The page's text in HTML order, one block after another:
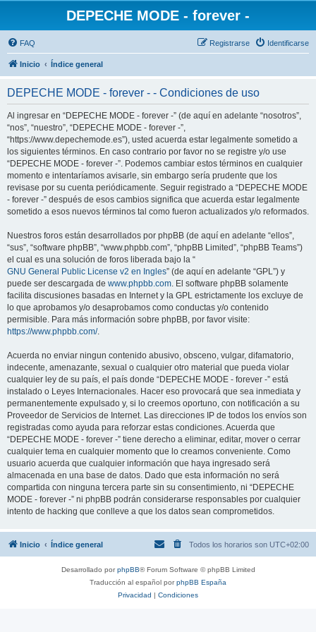
DEPECHE MODE - forever -
FAQ Identificarse
Registrarse
Inicio Índice general
DEPECHE MODE - forever - - Condiciones de uso
Al ingresar en “DEPECHE MODE - forever -” (de aquí en adelante “nosotros”,
“nos”, “nuestro”, “DEPECHE MODE - forever -”,
“https://www.depechemode.es”), usted acuerda estar legalmente sometido a
los siguientes términos. En caso contrario por favor no se registre y/o use
“DEPECHE MODE - forever -”. Podemos cambiar estos términos en cualquier
momento e intentaríamos avisarle, sin embargo sería prudente que los
revisase por su cuenta periódicamente. Seguir registrado a “DEPECHE MODE
- forever -” después de esos cambios significa que acuerda estar legalmente
sometido a esos nuevos términos tal como fueron actualizados y/o reformados.
Nuestros foros están desarrollados por phpBB (de aquí en adelante “ellos”,
“sus”, “software phpBB”, “www.phpbb.com”, “phpBB Limited”, “phpBB Teams”)
el cual es una solución de foros liberada bajo la “
GNU General Public License v2 en Ingles” (de aquí en adelante “GPL”) y
puede ser descargada de www.phpbb.com. El software phpBB solamente
facilita discusiones basadas en Internet y la GPL estrictamente los excluye de
lo que aprobamos y/o desaprobamos como conductas y/o contenido
permisible. Para más información sobre phpBB, por favor visite:
https://www.phpbb.com/.
Acuerda no enviar ningun contenido abusivo, obsceno, vulgar, difamatorio,
indecente, amenazante, sexual o cualquier otro material que pueda violar
cualquier ley de su país, el país donde “DEPECHE MODE - forever -” está
instalado o Leyes Internacionales. Hacer eso provocará que sea inmediata y
permanentemente expulsado y, si lo creemos oportuno, con notificación a su
Proveedor de Servicios de Internet. Las direcciones IP de todos los envíos son
registradas como ayuda para reforzar estas condiciones. Acuerda que
“DEPECHE MODE - forever -” tiene derecho a eliminar, editar, mover o cerrar
cualquier tema en cualquier momento que lo creamos conveniente. Como
usuario acuerda que cualquier información que haya ingresado será
almacenada en una base de datos. Dado que esta información no será
compartida con ninguna tercera parte sin su consentimiento, ni “DEPECHE
MODE - forever -” ni phpBB podrán considerarse responsables por cualquier
intento de hacking que conlleve a que los datos sean comprometidos.
Inicio Índice general Todos los horarios son UTC+02:00
Desarrollado porphpBB® Forum Software © phpBB Limited
Traducción al español porphpBB España
Privacidad | Condiciones